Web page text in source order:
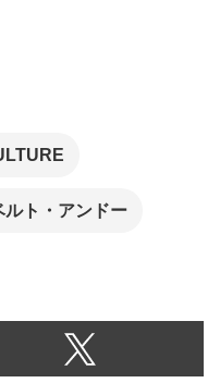
ルト・アンドー